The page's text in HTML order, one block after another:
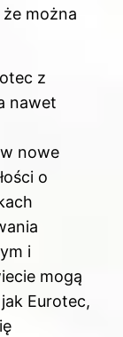
można
z
nawet
nowe
o
i
mogą
Eurotec,